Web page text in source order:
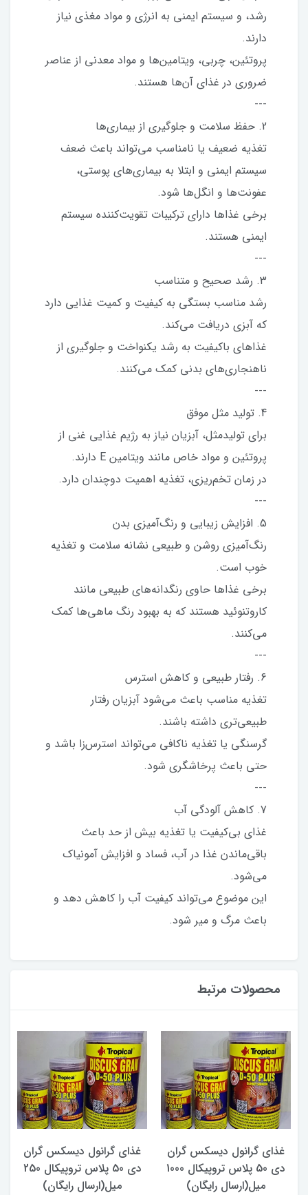
رشد، و سیستم ایمنی به انرژی و مواد مغذی نیاز
دارند.
پروتئین، چربی، ویتامین‌ها و مواد معدنی از عناصر
ضروری در غذای آن‌ها هستند.
---
2. حفظ سلامت و جلوگیری از بیماری‌ها
تغذیه ضعیف یا نامناسب می‌تواند باعث ضعف
سیستم ایمنی و ابتلا به بیماری‌های پوستی،
عفونت‌ها و انگل‌ها شود.
برخی غذاها دارای ترکیبات تقویت‌کننده سیستم
ایمنی هستند.
---
3. رشد صحیح و متناسب
رشد مناسب بستگی به کیفیت و کمیت غذایی دارد
که آبزی دریافت می‌کند.
غذاهای باکیفیت به رشد یکنواخت و جلوگیری از
ناهنجاری‌های بدنی کمک می‌کنند.
---
4. تولید مثل موفق
برای تولیدمثل، آبزیان نیاز به رژیم غذایی غنی از
پروتئین و مواد خاص مانند ویتامین E دارند.
در زمان تخم‌ریزی، تغذیه اهمیت دوچندان دارد.
---
5. افزایش زیبایی و رنگ‌آمیزی بدن
رنگ‌آمیزی روشن و طبیعی نشانه سلامت و تغذیه
خوب است.
برخی غذاها حاوی رنگدانه‌های طبیعی مانند
کاروتنوئید هستند که به بهبود رنگ ماهی‌ها کمک
می‌کنند.
---
6. رفتار طبیعی و کاهش استرس
تغذیه مناسب باعث می‌شود آبزیان رفتار
طبیعی‌تری داشته باشند.
گرسنگی یا تغذیه ناکافی می‌تواند استرس‌زا باشد و
حتی باعث پرخاشگری شود.
---
7. کاهش آلودگی آب
غذای بی‌کیفیت یا تغذیه بیش از حد باعث
باقی‌ماندن غذا در آب، فساد و افزایش آمونیاک
می‌شود.
این موضوع می‌تواند کیفیت آب را کاهش دهد و
باعث مرگ و میر شود.
محصولات مرتبط
غذای گرانول دیسکس گران
دی 50 پلاس تروپیکال 1000
میل(ارسال رایگان)
غذای گرانول دیسکس گران
دی 50 پلاس تروپیکال 250
میل(ارسال رایگان)